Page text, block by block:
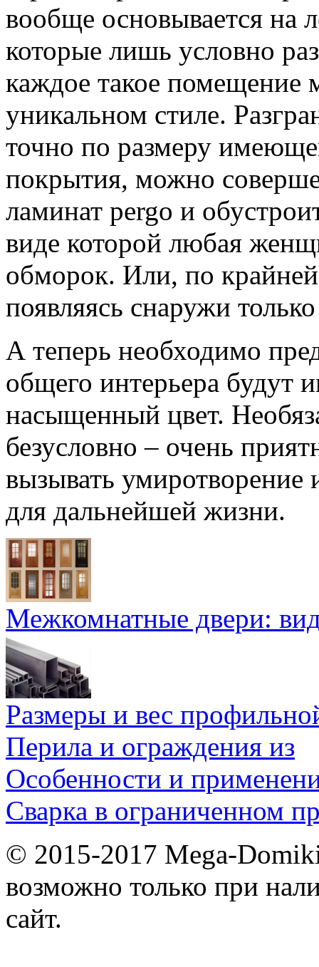
вообще основывается на
которые лишь условно
каждое такое помещение
уникальном стиле.
точно по размеру
покрытия, можно
ламинат pergo и
виде которой любая
обморок. Или, по
появляясь снаружи
А теперь необходимо
общего интерьера будут
насыщенный цвет.
безусловно – очень
вызывать умиротворение
для дальнейшей жизни.
Межкомнатные двери:
Размеры и вес
Перила и ограждения из
Особенности и
Сварка в ограниченном
© 2015-2017 Mega-
возможно только при
сайт.